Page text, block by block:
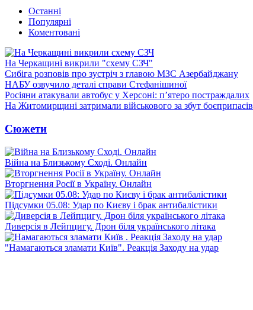
Останні
Популярні
Коментовані
На Черкащині викрили "схему СЗЧ"
Сибіга розповів про зустріч з главою МЗС Азербайджану
НАБУ озвучило деталі справи Стефанішиної
Росіяни атакували автобус у Херсоні: п’ятеро постраждалих
На Житомирщині затримали військового за збут боєприпасів
Сюжети
Війна на Близькому Сході. Онлайн
Вторгнення Росії в Україну. Онлайн
Підсумки 05.08: Удар по Києву і брак антибалістики
Диверсія в Лейпцигу. Дрон біля українського літака
"Намагаються зламати Київ". Реакція Заходу на удар